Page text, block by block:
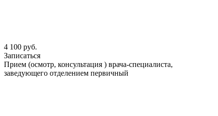
4 100 руб.
Записаться
Прием (осмотр, консультация ) врача-специалиста,
заведующего отделением первичный